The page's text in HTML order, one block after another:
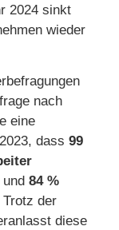
2024 sinkt
wieder
nach
eine
dass 99
84 %
der
diese